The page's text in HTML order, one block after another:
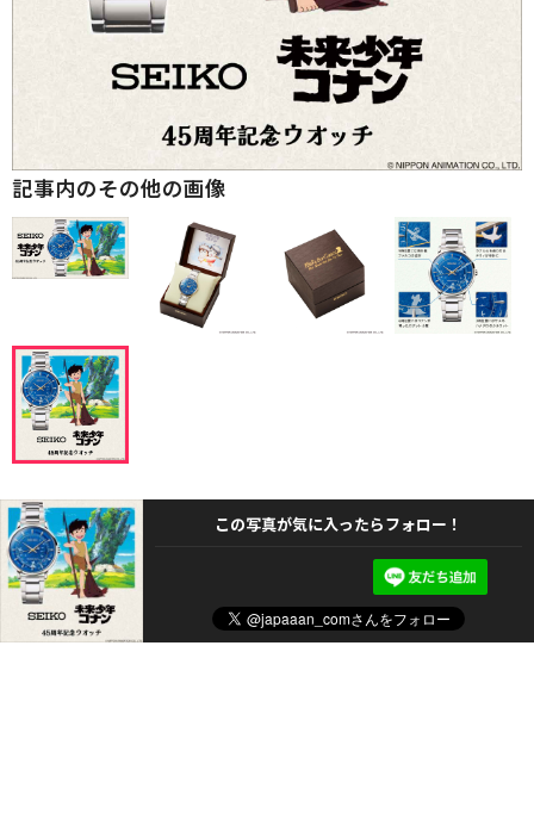
記事内のその他の画像
この写真が気に入ったらフォロー！